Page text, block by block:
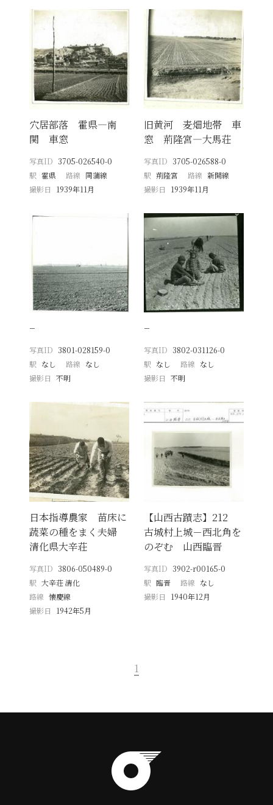
穴居部落 霍県―南
関 車窓
写真ID 3705-026540-0
駅 霍県 路線 同蒲線
撮影日
1939年11月
旧黄河 麦畑地帯 車
窓 荊隆宮―大馬荘
写真ID 3705-026588-0
駅 荊隆宮 路線 新開線
撮影日
1939年11月
−
写真ID 3801-028159-0
駅 なし 路線 なし
撮影日
不明
−
写真ID 3802-031126-0
駅 なし 路線 なし
撮影日 不明
日本指導農家 苗床に
蔬菜の種をまく夫婦
清化県大辛荘
写真ID 3806-050489-0
駅 大辛荘 清化
路線 懐慶線
撮影日
1942年5月
【山西古蹟志】212
古城村上城－西北角を
のぞむ 山西臨晋
写真ID 3902-r00165-0
駅 臨晋 路線 なし
撮影日
1940年12月
1